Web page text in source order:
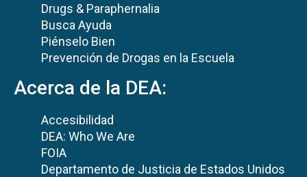
Drugs & Paraphernalia
Busca Ayuda
Piénselo Bien
Prevención de Drogas en la Escuela
Acerca de la DEA:
Accesibilidad
DEA: Who We Are
FOIA
Departamento de Justicia de Estados Unidos